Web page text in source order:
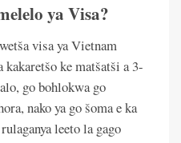
ya Visa?
visa ya Vietnam
kakaretšo ke matšatši a 3-
go bohlokwa go
nako ya go šoma e ka
leeto la gago